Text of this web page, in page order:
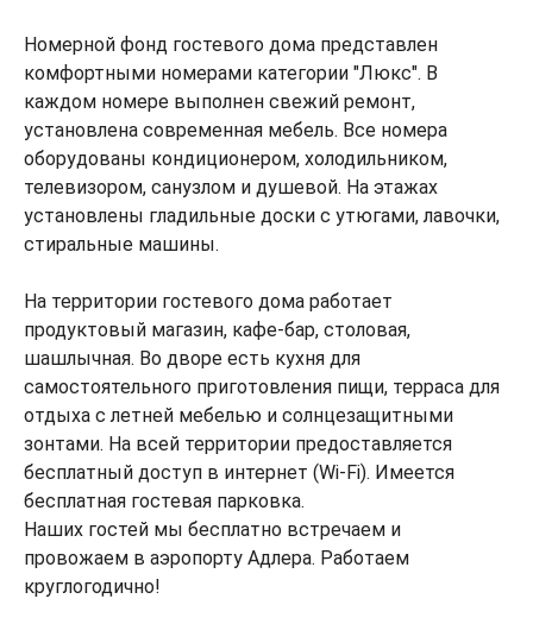
Номерной фонд гостевого дома представлен
комфортными номерами категории "Люкс". В
каждом номере выполнен свежий ремонт,
установлена современная мебель. Все номера
оборудованы кондиционером, холодильником,
телевизором, санузлом и душевой. На этажах
установлены гладильные доски с утюгами, лавочки,
стиральные машины.
На территории гостевого дома работает
продуктовый магазин, кафе-бар, столовая,
шашлычная. Во дворе есть кухня для
самостоятельного приготовления пищи, терраса для
отдыха с летней мебелью и солнцезащитными
зонтами. На всей территории предоставляется
бесплатный доступ в интернет (Wi-Fi). Имеется
бесплатная гостевая парковка.
Наших гостей мы бесплатно встречаем и
провожаем в аэропорту Адлера. Работаем
круглогодично!